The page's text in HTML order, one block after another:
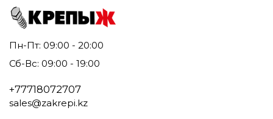
Пн-Пт: 09:00 - 20:00
Сб-Вс: 09:00 - 19:00
+77718072707
sales@zakrepi.kz